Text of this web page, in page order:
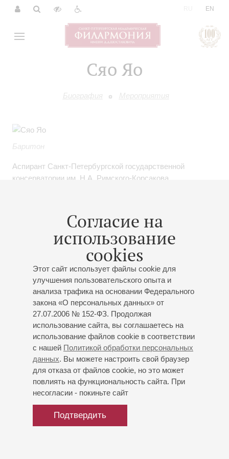
EN
Сяо Яо
Биография Мероприятия
Согласие на
использование
cookies
Этот сайт использует файлы cookie для
улучшения пользовательского опыта и
анализа трафика на основании Федерального
закона «О персональных данных» от
27.07.2006 № 152-ФЗ. Продолжая
использование сайта, вы соглашаетесь на
использование файлов cookie в соответствии
с нашей Политикой обработки персональных
данных. Вы можете настроить свой браузер
для отказа от файлов cookie, но это может
повлиять на функциональность сайта. При
несогласии - покиньте сайт
Подтвердить
Баритон
Аспирант Санкт-Петербургской государственной
консерватории им. Н.А. Римского-Корсакова.